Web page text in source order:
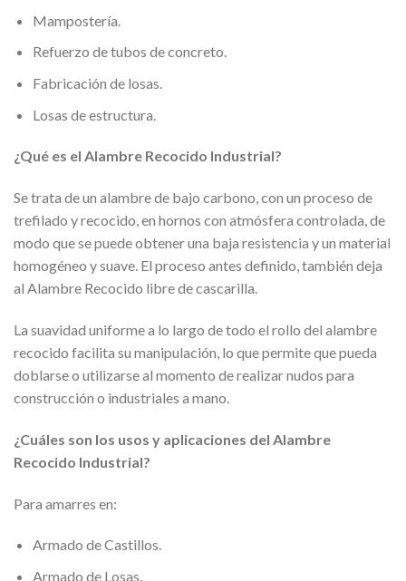
Mampostería.
Refuerzo de tubos de concreto.
Fabricación de losas.
Losas de estructura.
¿Qué es el Alambre Recocido Industrial?
Se trata de un alambre de bajo carbono, con un proceso de
trefilado y recocido, en hornos con atmósfera controlada, de
modo que se puede obtener una baja resistencia y un material
homogéneo y suave. El proceso antes definido, también deja
al Alambre Recocido libre de cascarilla.
La suavidad uniforme a lo largo de todo el rollo del alambre
recocido facilita su manipulación, lo que permite que pueda
doblarse o utilizarse al momento de realizar nudos para
construcción o industriales a mano.
¿Cuáles son los usos y aplicaciones del Alambre
Recocido Industrial?
Para amarres en:
Armado de Castillos.
Armado de Losas.